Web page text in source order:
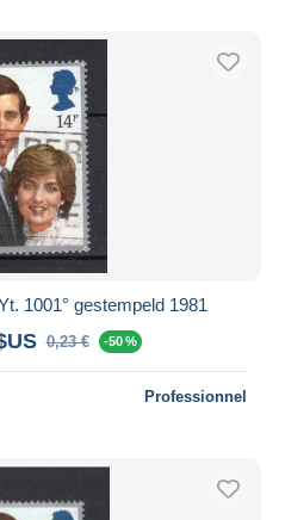
1001° gestempeld 1981
0,23 € -50 %
Professionnel